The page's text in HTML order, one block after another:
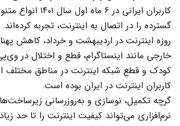
کاربران ایرانی در ۶
روزه اینترنت در اردیبهشت و خرداد، کاهش
خارجی مانند اینستاگرام، قطع و اختلال در
کودک و قطع شبکه اینترنت در مناطق مختلف
کاربران اینترنت در ایران بوده است.
گرچه تکمیل، نوسازی و به‌روزرسانی
نرم‌افزاری می‌تواند کیفیت اینترنت را تا حد